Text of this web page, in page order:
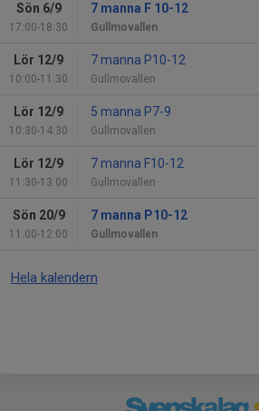
Sön 6/9
17:00-18:30
7 manna F 10-12
Gullmovallen
Lör 12/9
10:00-11:30
7 manna P10-12
Gullmovallen
Lör 12/9
10:30-14:30
5 manna P7-9
Gullmovallen
Lör 12/9
11:30-13:00
7 manna F10-12
Gullmovallen
Sön 20/9
11:00-12:00
7 manna P10-12
Gullmovallen
Hela kalendern